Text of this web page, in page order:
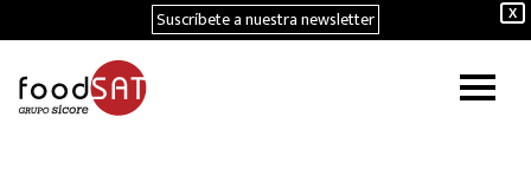
X
Suscríbete a nuestra newsletter